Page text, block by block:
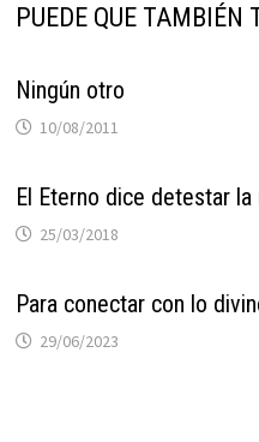
PUEDE QUE TAMBIÉN
Ningún otro
10/08/2011
El Eterno dice detestar la
25/03/2018
Para conectar con lo
29/06/2023